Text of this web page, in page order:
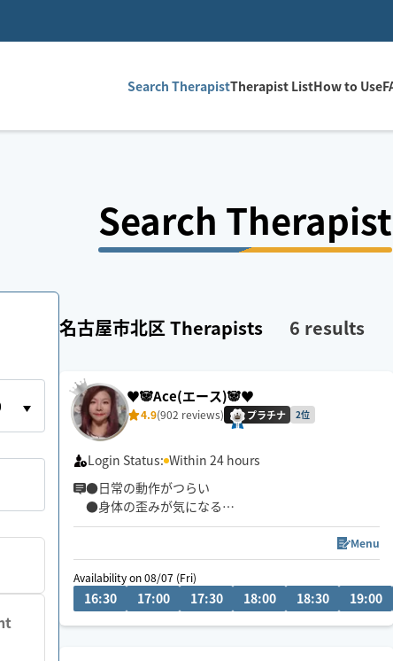
Search TherapistTherapist ListHow to Use
Search Therapist
名古屋市北区 Therapists 6 results
♥️🐼Ace(エース)🐼♥️
4.9(902 reviews) プラチナ 2位
Login Status: Within 24 hours
●日常の動作がつらい
●身体の歪みが気になる
●趣味や仕事のパフォーマンスを良くしたい
どんなお悩みにも真摯に向き合い身体の痛みや不
調、お客様の気になる所をその場しのぎではなく"根
本"から対応させて頂きます
Menu
Availability on 08/07 (Fri)
16:30 17:00 17:30 18:00 18:30 19:00